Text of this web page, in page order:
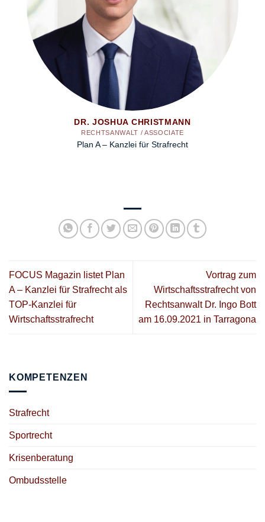
DR. JOSHUA CHRISTMANN
RECHTSANWALT / ASSOCIATE
Plan A – Kanzlei für Strafrecht
FOCUS Magazin listet Plan
A – Kanzlei für Strafrecht als
TOP-Kanzlei für
Wirtschaftsstrafrecht
Vortrag zum
Wirtschaftsstrafrecht von
Rechtsanwalt Dr. Ingo Bott
am 16.09.2021 in Tarragona
KOMPETENZEN
Strafrecht
Sportrecht
Krisenberatung
Ombudsstelle